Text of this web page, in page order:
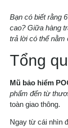
Bạn có biết rằng
cao? Giữa hàng
trả lời có thể nằm
Tổng
Mũ bảo hiểm
phẩm đến từ
toàn giao thông.
Ngay từ cái nhìn